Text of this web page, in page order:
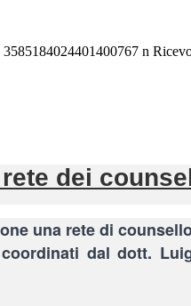
rete dei
una rete di
dal dott.